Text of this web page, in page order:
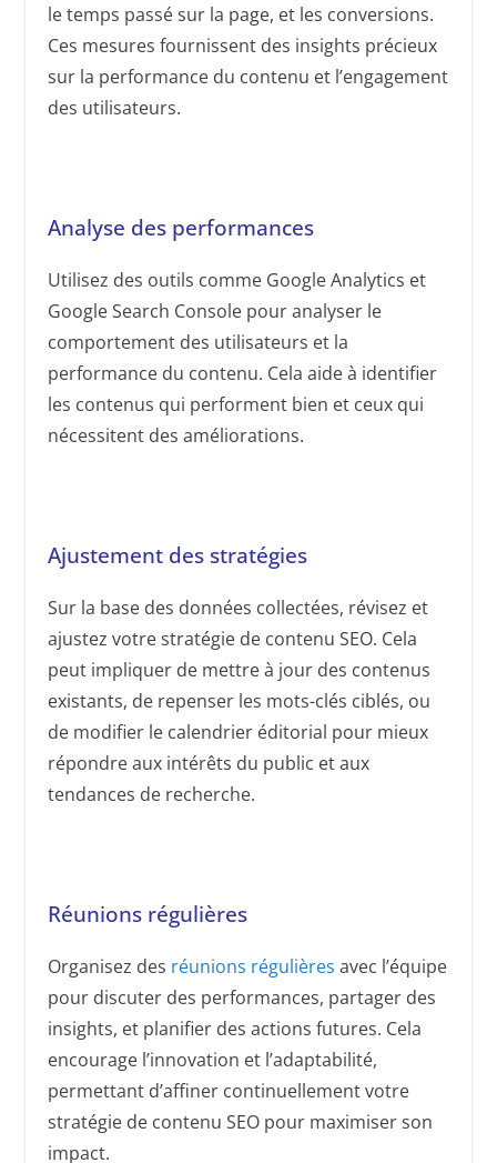
le temps passé sur la page, et les conversions.
Ces mesures fournissent des insights précieux
sur la performance du contenu et l’engagement
des utilisateurs.
Analyse des performances
Utilisez des outils comme Google Analytics et
Google Search Console pour analyser le
comportement des utilisateurs et la
performance du contenu. Cela aide à identifier
les contenus qui performent bien et ceux qui
nécessitent des améliorations.
Ajustement des stratégies
Sur la base des données collectées, révisez et
ajustez votre stratégie de contenu SEO. Cela
peut impliquer de mettre à jour des contenus
existants, de repenser les mots-clés ciblés, ou
de modifier le calendrier éditorial pour mieux
répondre aux intérêts du public et aux
tendances de recherche.
Réunions régulières
Organisez des réunions régulières avec l’équipe
pour discuter des performances, partager des
insights, et planifier des actions futures. Cela
encourage l’innovation et l’adaptabilité,
permettant d’affiner continuellement votre
stratégie de contenu SEO pour maximiser son
impact.